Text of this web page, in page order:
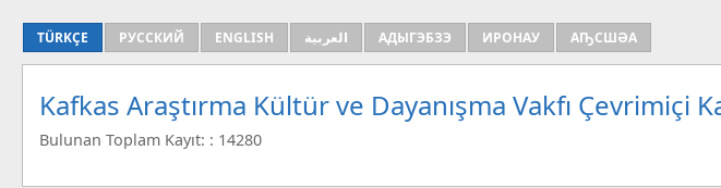
TÜRKÇE РУССКИЙ ENGLISH العربية АДЫГЭБЗЭ ИРОНАУ АҦСШӘА
Kafkas Araştırma Kültür ve Dayanışma Vakfı Çevrimiçi
Bulunan Toplam Kayıt: : 14280